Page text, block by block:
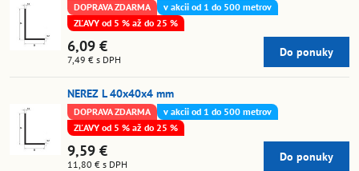
DOPRAVA ZDARMA
v akcii od 1 do 500 metrov
ZĽAVY od 5 % až do 25 %
6,09 €
7,49 € s DPH
Do ponuky
NEREZ L 40x40x4 mm
DOPRAVA ZDARMA
v akcii od 1 do 500 metrov
ZĽAVY od 5 % až do 25 %
9,59 €
11,80 € s DPH
Do ponuky